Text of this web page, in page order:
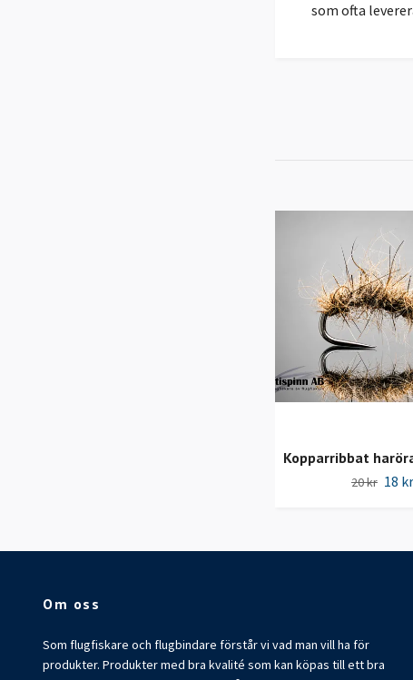
som ofta
Kopparribbat
20 kr 18 kr
Om oss
Som flugfiskare och flugbindare förstår vi vad man vill ha för
produkter. Produkter med bra kvalité som kan köpas till ett bra